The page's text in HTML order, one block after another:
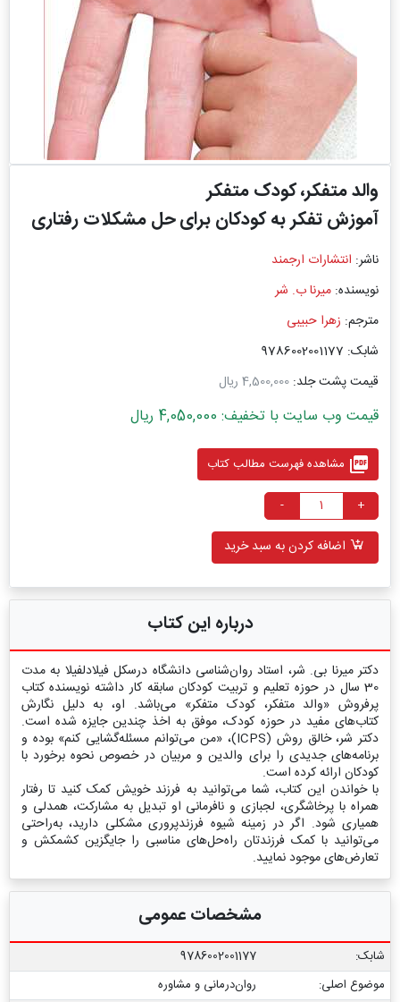
والد متفکر، کودک متفکر
آموزش تفکر به کودکان برای حل مشکلات رفتاری
ناشر: انتشارات ارجمند
نویسنده: میرنا ب. شر
مترجم: زهرا حبیبی
شابک: 9786002001177
قیمت پشت جلد: 4,500,000 ریال
قیمت وب سایت با تخفیف: 4,050,000 ریال
picture_as_pdf مشاهده فهرست مطالب کتاب
+
-
اضافه کردن به سبد خرید
درباره این کتاب
دکتر میرنا بی. شر، استاد روان‌شناسی دانشگاه درسکل فیلادلفیلا به مدت
30 سال در حوزه تعلیم و تربیت کودکان سابقه کار داشته نویسنده کتاب
پرفروش «والد متفکر، کودک متفکر» می‌باشد. او، به دلیل نگارش
کتاب‌های مفید در حوزه کودک، موفق به اخذ چندین جایزه شده است.
دکتر شر، خالق روش (ICPS)، «من می‌توانم مسئله‌گشایی کنم» بوده و
برنامه‌های جدیدی را برای والدین و مربیان در خصوص نحوه برخورد با
کودکان ارائه کرده است.
با خواندن این کتاب، شما می‌توانید به فرزند خویش کمک کنید تا رفتار
همراه با پرخاشگری، لجبازی و نافرمانی او تبدیل به مشارکت، همدلی و
همیاری شود. اگر در زمینه شیوه فرزندپروری مشکلی دارید، به‌راحتی
می‌توانید با کمک فرزندتان راه‌حل‌های مناسبی را جایگزین کشمکش و
تعارض‌های موجود نمایید.
مشخصات عمومی
شابک:
9786002001177
موضوع اصلی:
روان‌درمانی و مشاوره